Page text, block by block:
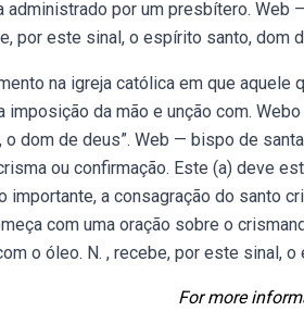
administrado por um presbítero.
por este sinal, o espírito santo, dom
na igreja católica em que
imposição da mão e unção com.
dom de deus”. Web — bispo de
ou confirmação. Este (a) deve
importante, a consagração do santo
com uma oração sobre o
o óleo. N. , recebe, por este sinal,
For more